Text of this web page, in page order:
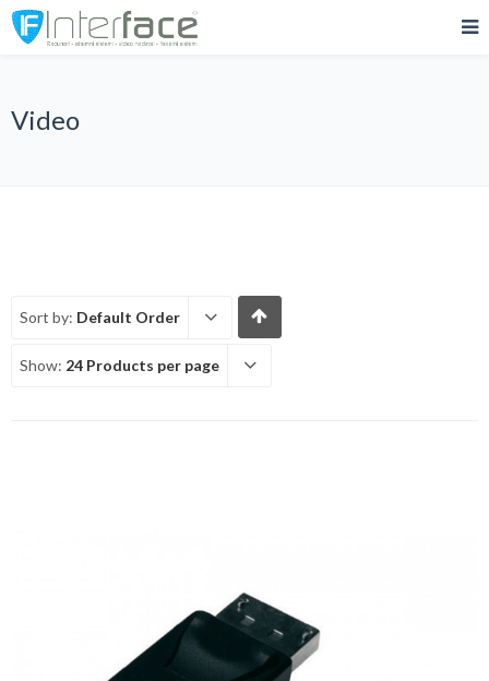
Video
Sort by: Default Order
Show: 24 Products per page